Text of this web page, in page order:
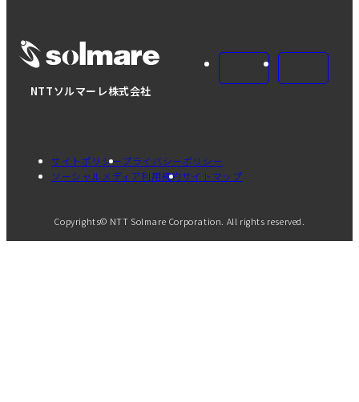
NTTソルマーレ株式会社
サイトポリシープライバシーポリシー
ソーシャルメディア利用規約サイトマップ
Copyrights© NTT Solmare Corporation. All rights reserved.